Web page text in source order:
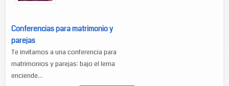
Conferencias para matrimonio y
parejas
Te invitamos a una conferencia para
matrimonios y parejas: bajo el lema
enciende...